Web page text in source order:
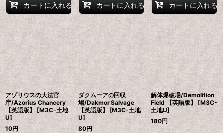
カートに入れる カートに入れる カートに入れる
アゾリウスの大法官
庁/Azorius Chancery
【英語版】 [M3C-土地
U]
10円
ダクムーアの回収
場/Dakmor Salvage
【英語版】 [M3C-土地
U]
80円
解体爆破場/Demolition
Field 【英語版】 [M3C-
土地U]
180円